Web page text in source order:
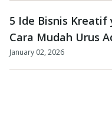
5 Ide Bisnis
Cara Mudah Urus
January 02, 2026